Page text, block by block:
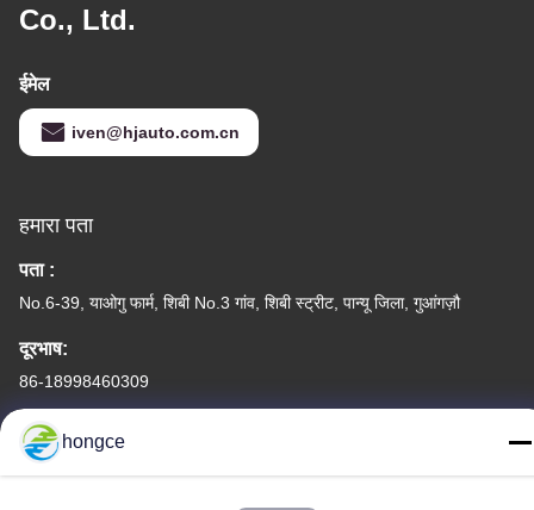
Co., Ltd.
ईमेल
iven@hjauto.com.cn
हमारा पता
पता :
No.6-39, याओगु फार्म, शिबी No.3 गांव, शिबी स्ट्रीट, पान्यू जिला, गुआंगज़ौ
दूरभाष:
86-18998460309
hongce